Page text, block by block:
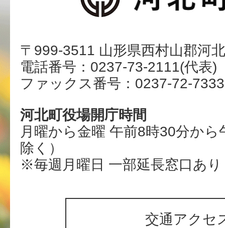
〒999-3511 山形県西村山郡河
電話番号：0237-73-2111(代表)
ファックス番号：0237-72-7333
河北町役場開庁時間
月曜から金曜 午前8時30分か
除く）
※毎週月曜日 一部延長窓口あり
交通アクセ